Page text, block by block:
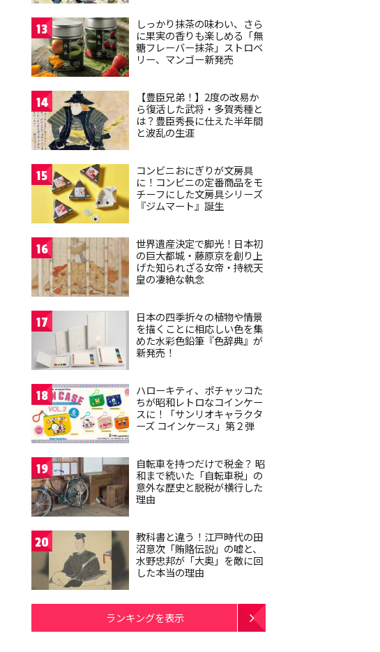
13
しっかり抹茶の味わい、さら
に果実の香りも楽しめる「無
糖フレーバー抹茶」ストロベ
リー、マンゴー新発売
14
【豊臣兄弟！】2度の改易か
ら復活した武将・多賀秀種と
は？豊臣秀長に仕えた半年間
と波乱の生涯
15
コンビニおにぎりが文房具
に！コンビニの定番商品をモ
チーフにした文房具シリーズ
『ジムマート』誕生
16
世界遺産決定で脚光！日本初
の巨大都城・藤原京を創り上
げた知られざる女帝・持統天
皇の凄絶な執念
17
日本の四季折々の植物や情景
を描くことに相応しい色を集
めた水彩色鉛筆『色辞典』が
新発売！
18
ハローキティ、ポチャッコた
ちが昭和レトロなコインケー
スに！「サンリオキャラクタ
ーズ コインケース」第２弾
19
自転車を持つだけで税金？ 昭
和まで続いた「自転車税」の
意外な歴史と脱税が横行した
理由
20
教科書と違う！江戸時代の田
沼意次「賄賂伝説」の嘘と、
水野忠邦が「大奥」を敵に回
した本当の理由
ランキングを表示